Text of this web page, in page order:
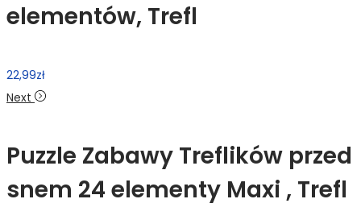
elementów, Trefl
22,99zł
Next
Puzzle Zabawy Treflików przed
snem 24 elementy Maxi , Trefl